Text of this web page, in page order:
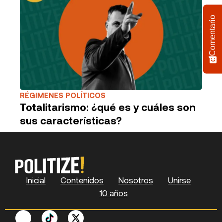
RÉGIMENES POLÍTICOS
Totalitarismo: ¿qué es y cuáles son
sus características?
Inicial Contenidos Nosotros
Unirse
10 años
X
F
Y
L
P
S
Comentario